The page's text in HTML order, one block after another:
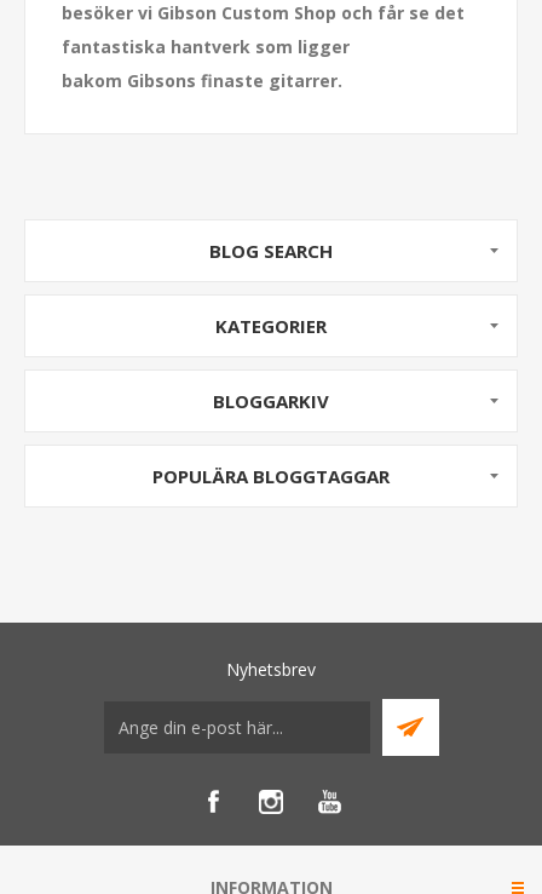
besöker vi Gibson Custom Shop och får se det
fantastiska hantverk som ligger
bakom Gibsons finaste gitarrer.
BLOG SEARCH
KATEGORIER
BLOGGARKIV
POPULÄRA BLOGGTAGGAR
Nyhetsbrev
INFORMATION